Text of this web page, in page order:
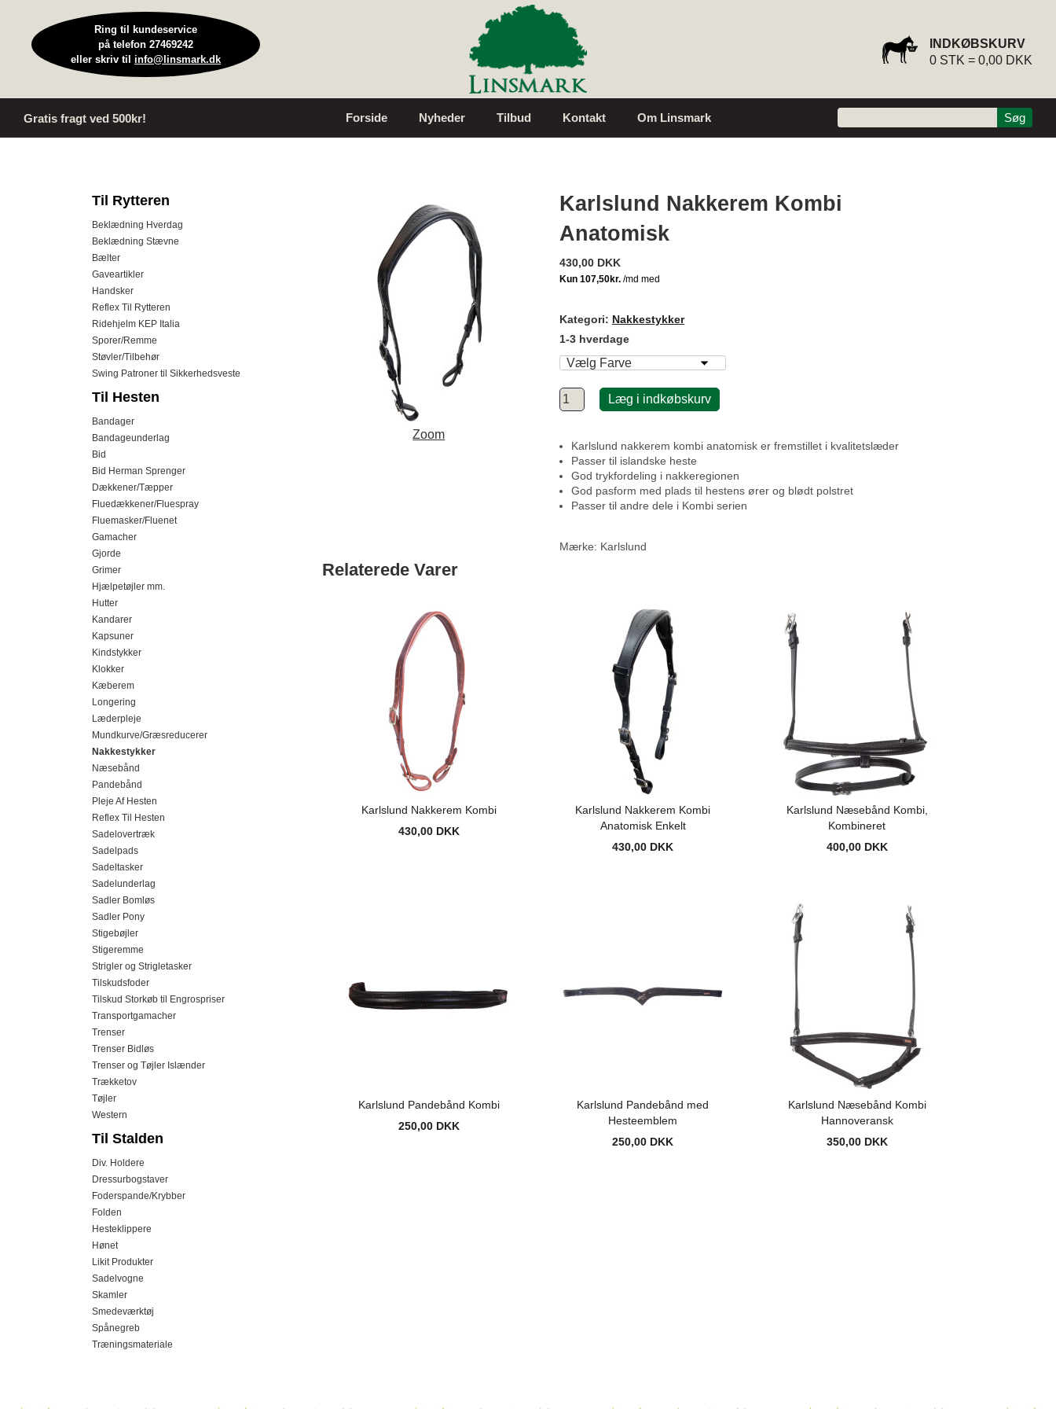
Ring til kundeservice
på telefon 27469242
eller skriv til info@linsmark.dk
INDKØBSKURV
0 STK = 0,00 DKK
Gratis fragt ved 500kr! Forside Nyheder Tilbud Kontakt Om Linsmark
Til Rytteren
Beklædning Hverdag
Beklædning Stævne
Bælter
Gaveartikler
Handsker
Reflex Til Rytteren
Ridehjelm KEP Italia
Sporer/Remme
Støvler/Tilbehør
Swing Patroner til Sikkerhedsveste
Til Hesten
Bandager
Bandageunderlag
Bid
Bid Herman Sprenger
Dækkener/Tæpper
Fluedækkener/Fluespray
Fluemasker/Fluenet
Gamacher
Gjorde
Grimer
Hjælpetøjler mm.
Hutter
Kandarer
Kapsuner
Kindstykker
Klokker
Kæberem
Longering
Læderpleje
Mundkurve/Græsreducerer
Nakkestykker
Næsebånd
Pandebånd
Pleje Af Hesten
Reflex Til Hesten
Sadelovertræk
Sadelpads
Sadeltasker
Sadelunderlag
Sadler Bomløs
Sadler Pony
Stigebøjler
Stigeremme
Strigler og Strigletasker
Tilskudsfoder
Tilskud Storkøb til Engrospriser
Transportgamacher
Trenser
Trenser Bidløs
Trenser og Tøjler Islænder
Trækketov
Tøjler
Western
Til Stalden
Div. Holdere
Dressurbogstaver
Foderspande/Krybber
Folden
Hesteklippere
Hønet
Likit Produkter
Sadelvogne
Skamler
Smedeværktøj
Spånegreb
Træningsmateriale
Zoom
Karlslund Nakkerem Kombi
Anatomisk
430,00 DKK
Kategori: Nakkestykker
1-3 hverdage
Læg i indkøbskurv
Karlslund nakkerem kombi anatomisk er fremstillet i kvalitetslæder
Passer til islandske heste
God trykfordeling i nakkeregionen
God pasform med plads til hestens ører og blødt polstret
Passer til andre dele i Kombi serien
Mærke: Karlslund
Relaterede Varer
Karlslund Nakkerem Kombi
430,00 DKK
Karlslund Nakkerem Kombi
Anatomisk Enkelt
430,00 DKK
Karlslund Næsebånd Kombi,
Kombineret
400,00 DKK
Karlslund Pandebånd Kombi
250,00 DKK
Karlslund Pandebånd med
Hesteemblem
250,00 DKK
Karlslund Næsebånd Kombi
Hannoveransk
350,00 DKK